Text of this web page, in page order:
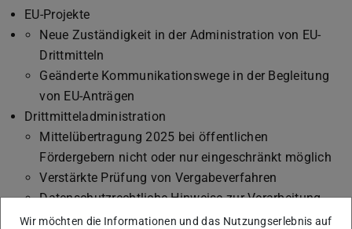
EU-Projekte
Neue Zuständigkeit in der Administration von EU-
Drittmitteln
Geänderte Kommunikationswege in der Begleitung
von EU-Anträgen
Drittmitteladministration
Mittelübertragung 2025 bei öffentlichen
Fördergebern nicht oder nur eingeschränkt möglich
Verstärkte Prüfung von Vergabeverfahren
Datenschutzrechtliche Hinweise zur Verarbeitung
von personenbezogenen Daten bei der Beantragung
Wir möchten die Informationen und das Nutzungserlebnis auf